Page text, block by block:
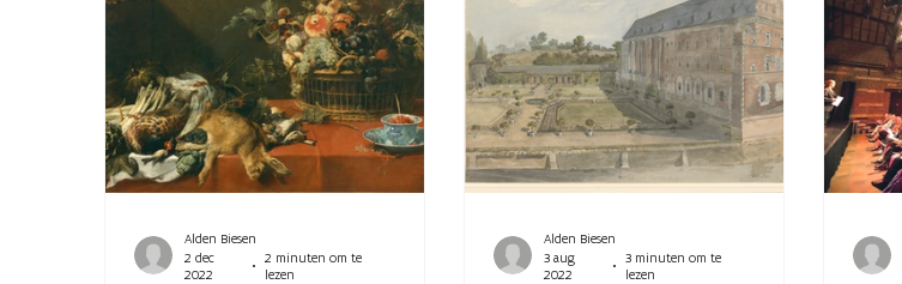
Alden Biesen
2 dec
2022
2 minuten om te
lezen
Alden Biesen
3 aug
2022
3 minuten om te
lezen